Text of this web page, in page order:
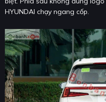
HYUNDAI chạy ngang cốp.